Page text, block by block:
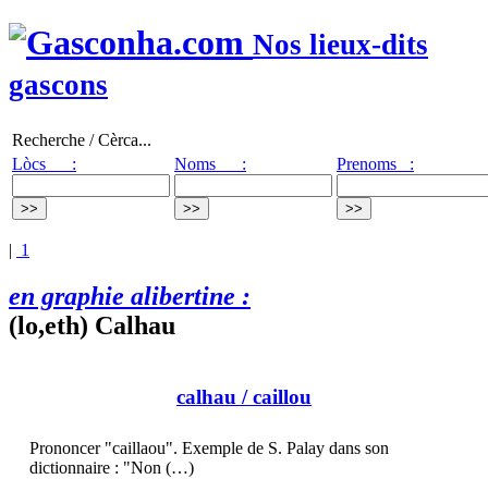
Nos lieux-dits
gascons
Recherche / Cèrca...
Lòcs :
Noms : Prenoms :
| 1
en graphie alibertine :
(lo,eth) Calhau
calhau / caillou
Prononcer "caillaou". Exemple de S. Palay dans son
dictionnaire : "Non (…)